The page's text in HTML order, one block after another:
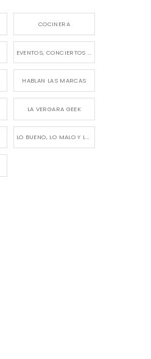
COCINERA
HABLAN LAS MARCAS
LA VERGARA GEEK
LO BUENO, LO MALO Y LO FEO